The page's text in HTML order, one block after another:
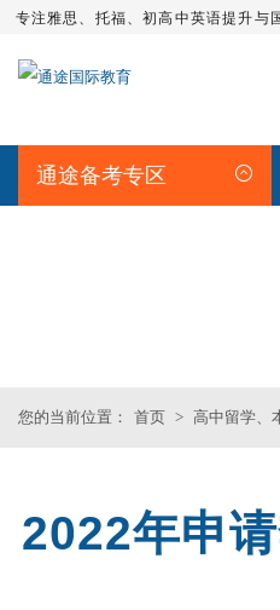
专注雅思、托福、初高中英语提升与
通途备考专区
您的当前位置： 首页 > 高中留学、
2022年申
雅思全程班